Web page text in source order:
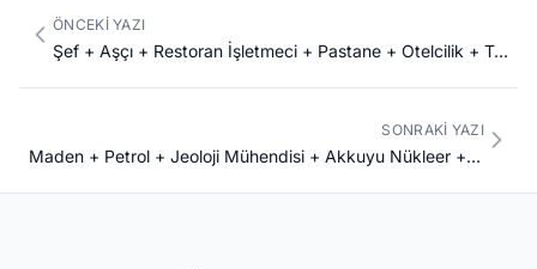
ÖNCEKI YAZI
Şef + Aşçı + Restoran İşletmeci + Pastane + Otelcilik + Turizm Komple Kariyer Rehberi 2026: Michelin Türkiye 2024 + Türk Mutfağı UNESCO + Le Cordon Bleu + CIA New York + Türkiye 65M Turist + Antalya İstanbul + Hospitality
SONRAKI YAZI
Maden + Petrol + Jeoloji Mühendisi + Akkuyu Nükleer + Karadeniz Doğal Gaz Komple Kariyer Rehberi 2026: Türkiye Sakarya Gaz Sahası 540 BCM + Akkuyu 4.800 MW + TPAO + TÜPRAŞ + Eti Maden + Aselsan + ETİ Bakır + Schlumberger + Halliburton + Saudi Aramco